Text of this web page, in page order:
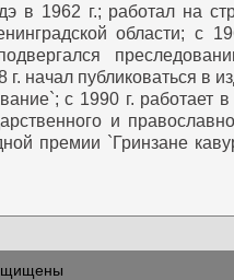
в 1962 г.; работал на
области; с
начал публиковаться в
с 1990 г. работает
и
премии `Гринзане